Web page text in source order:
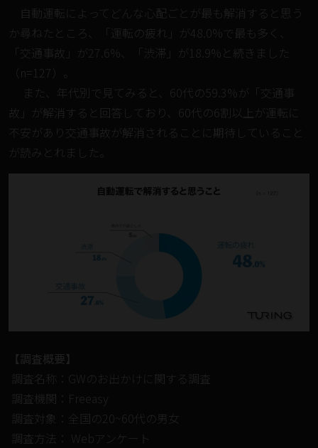
自動運転によってどんな心配ごとが最も解消すると思う
か尋ねたところ、「運転の疲れ」が48.0%で最も多く、
「交通事故」が27.6%、「渋滞」が18.9%と続きました
（n=127）。
また、年代別で見てみると、60代の59.3%が「交通事
故」が解消すると回答しており、60代の6割以上が運転に
不安があり交通事故が解消されることに期待していること
が読みとれました。
【調査概要】
調査名称：GWのお出かけに関する調査
調査機関：Freeasy
調査対象：全国の20~60代の男女
調査方法： Webアンケート